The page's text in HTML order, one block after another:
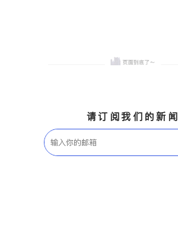
请订阅我们的新闻